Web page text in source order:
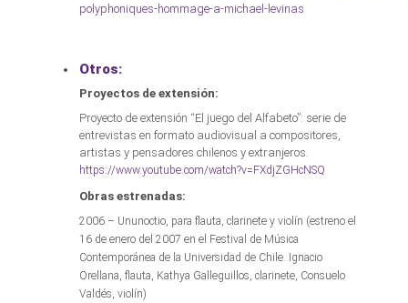
polyphoniques-hommage-a-michael-levinas
Otros:
Proyectos de extensión:
Proyecto de extensión “El juego del Alfabeto”: serie de
entrevistas en formato audiovisual a compositores,
artistas y pensadores chilenos y extranjeros.
https://www.youtube.com/watch?v=FXdjZGHcNSQ
Obras estrenadas:
2006 – Ununoctio, para flauta, clarinete y violín (estreno el
16 de enero del 2007 en el Festival de Música
Contemporánea de la Universidad de Chile. Ignacio
Orellana, flauta, Kathya Galleguillos, clarinete, Consuelo
Valdés, violín)